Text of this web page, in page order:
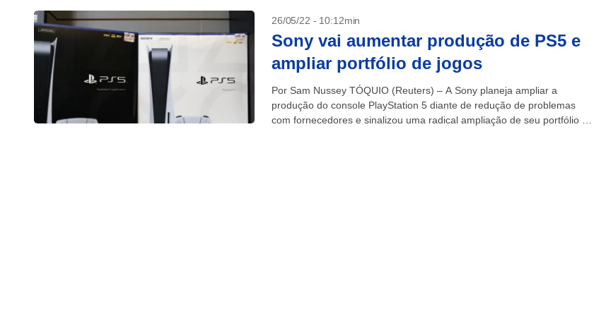
26/05/22 - 10:12min
Sony vai aumentar produção de PS5 e
ampliar portfólio de jogos
Por Sam Nussey TÓQUIO (Reuters) – A Sony planeja ampliar a
produção do console PlayStation 5 diante de redução de problemas
com fornecedores e sinalizou uma radical ampliação de seu portfólio de